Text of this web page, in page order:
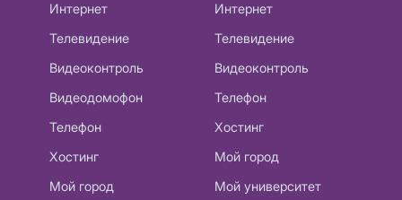
Интернет
Телевидение
Видеоконтроль
Видеодомофон
Телефон
Хостинг
Мой город
Интернет
Телевидение
Видеоконтроль
Телефон
Хостинг
Мой город
Мой университет